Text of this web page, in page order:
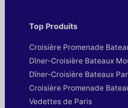
Top Produits
Croisière Promenade
Dîner-Croisière Bateaux
Dîner-Croisière Bateaux
Croisière Promenade
Vedettes de Paris